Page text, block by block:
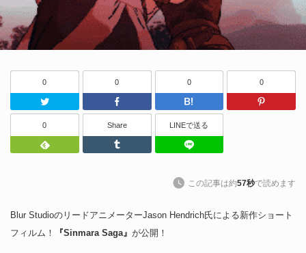
0
Twitter
0
Facebook
0
はてなブッ
0
0
Feedly
Share
Tumblr
LINEで送る
この記事は約57秒で読めます
Blur StudioのリードアニメーターJason Hendrich氏による新作ショート
フィルム！
『Sinmara Saga』 が公開！